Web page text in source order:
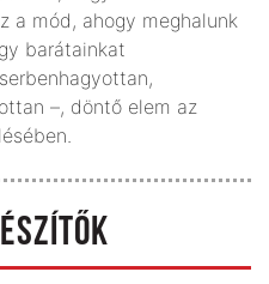
a mód, ahogy meghalunk
barátainkat
–, döntő elem az